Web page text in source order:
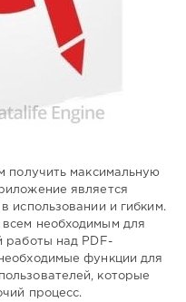
получить максимальную
является
использовании и гибким.
необходимым для
работы над PDF-
функции для
которые
процесс.